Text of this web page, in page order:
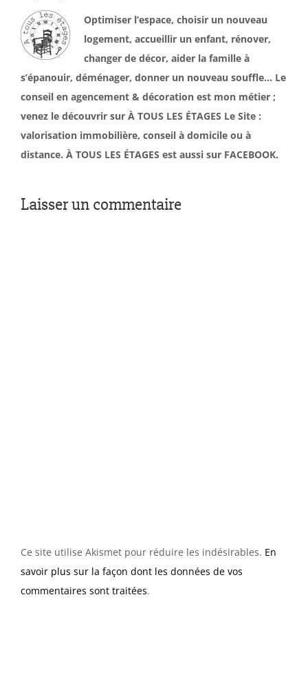
Optimiser l’espace, choisir un nouveau
logement, accueillir un enfant, rénover,
changer de décor, aider la famille à
s’épanouir, déménager, donner un nouveau souffle… Le
conseil en agencement & décoration est mon métier ;
venez le découvrir sur À TOUS LES ÉTAGES Le Site :
valorisation immobilière, conseil à domicile ou à
distance. À TOUS LES ÉTAGES est aussi sur FACEBOOK.
Laisser un commentaire
Ce site utilise Akismet pour réduire les indésirables. En
savoir plus sur la façon dont les données de vos
commentaires sont traitées.